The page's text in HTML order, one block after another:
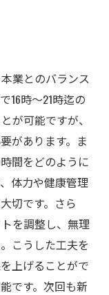
業とのバランス
16時〜21時迄の
が可能ですが、
があります。ま
間をどのように
体力や健康管理
切です。さら
を調整し、無理
こうした工夫を
上げることがで
です。次回も新